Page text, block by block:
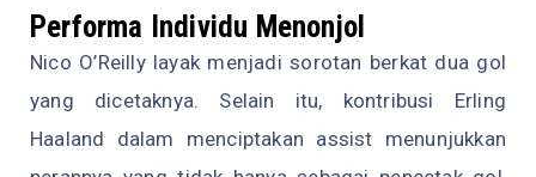
Performa Individu Menonjol
Nico O’Reilly layak menjadi sorotan berkat dua gol
yang dicetaknya. Selain itu, kontribusi Erling
Haaland dalam menciptakan assist menunjukkan